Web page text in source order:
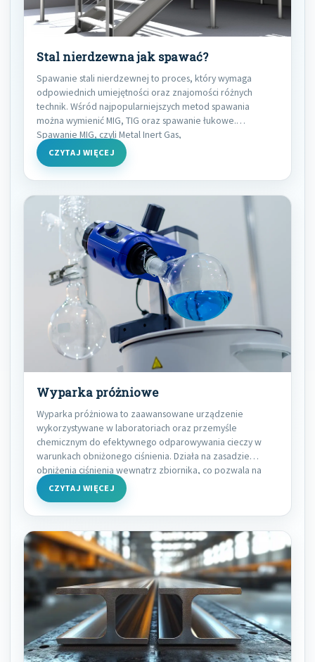
Stal nierdzewna jak spawać?
Spawanie stali nierdzewnej to proces, który wymaga
odpowiednich umiejętności oraz znajomości różnych
technik. Wśród najpopularniejszych metod spawania
można wymienić MIG, TIG oraz spawanie łukowe.
Spawanie MIG, czyli Metal Inert Gas,
CZYTAJ WIĘCEJ
Wyparka próżniowe
Wyparka próżniowa to zaawansowane urządzenie
wykorzystywane w laboratoriach oraz przemyśle
chemicznym do efektywnego odparowywania cieczy w
warunkach obniżonego ciśnienia. Działa na zasadzie
obniżenia ciśnienia wewnątrz zbiornika, co pozwala na
obniżenie
CZYTAJ WIĘCEJ